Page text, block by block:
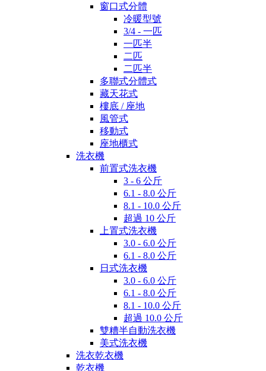
窗口式分體
冷暖型號
3/4 - 一匹
一匹半
二匹
二匹半
多聯式分體式
藏天花式
樓底 / 座地
風管式
移動式
座地櫃式
洗衣機
前置式洗衣機
3 - 6 公斤
6.1 - 8.0 公斤
8.1 - 10.0 公斤
超過 10 公斤
上置式洗衣機
3.0 - 6.0 公斤
6.1 - 8.0 公斤
日式洗衣機
3.0 - 6.0 公斤
6.1 - 8.0 公斤
8.1 - 10.0 公斤
超過 10.0 公斤
雙糟半自動洗衣機
美式洗衣機
洗衣乾衣機
乾衣機